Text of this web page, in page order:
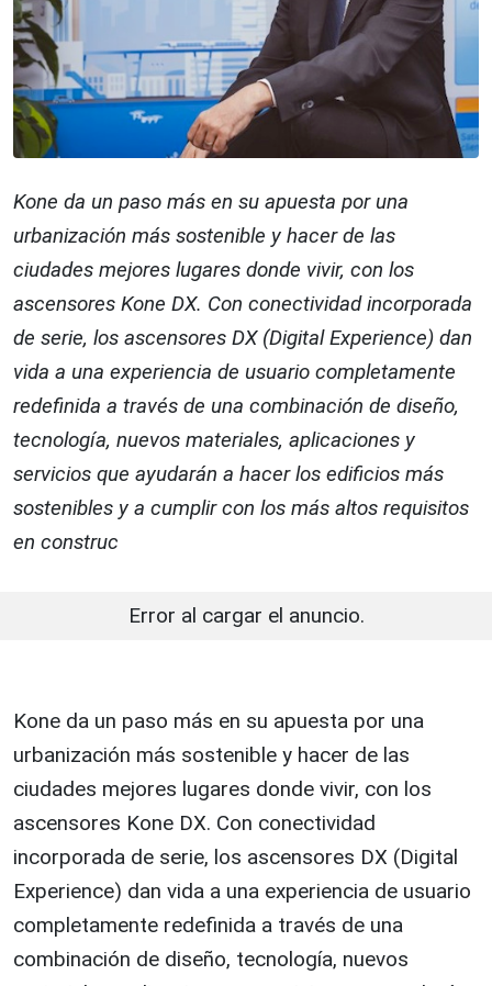
Kone da un paso más en su apuesta por una
urbanización más sostenible y hacer de las
ciudades mejores lugares donde vivir, con los
ascensores Kone DX. Con conectividad incorporada
de serie, los ascensores DX (Digital Experience) dan
vida a una experiencia de usuario completamente
redefinida a través de una combinación de diseño,
tecnología, nuevos materiales, aplicaciones y
servicios que ayudarán a hacer los edificios más
sostenibles y a cumplir con los más altos requisitos
en construc
Error al cargar el anuncio.
Kone da un paso más en su apuesta por una
urbanización más sostenible y hacer de las
ciudades mejores lugares donde vivir, con los
ascensores Kone DX. Con conectividad
incorporada de serie, los ascensores DX (Digital
Experience) dan vida a una experiencia de usuario
completamente redefinida a través de una
combinación de diseño, tecnología, nuevos